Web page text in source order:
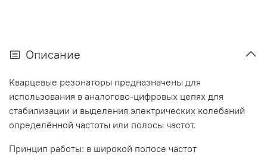
Описание
Кварцевые резонаторы предназначены для
использования в аналогово-цифровых цепях для
стабилизации и выделения электрических колебаний
определённой частоты или полосы частот.
Принцип работы: в широкой полосе частот